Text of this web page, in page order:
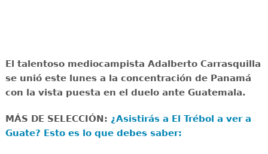
El talentoso mediocampista Adalberto Carrasquilla
se unió este lunes a la concentración de Panamá
con la vista puesta en el duelo ante Guatemala.
MÁS DE SELECCIÓN: ¿Asistirás a El Trébol a ver a
Guate? Esto es lo que debes saber: